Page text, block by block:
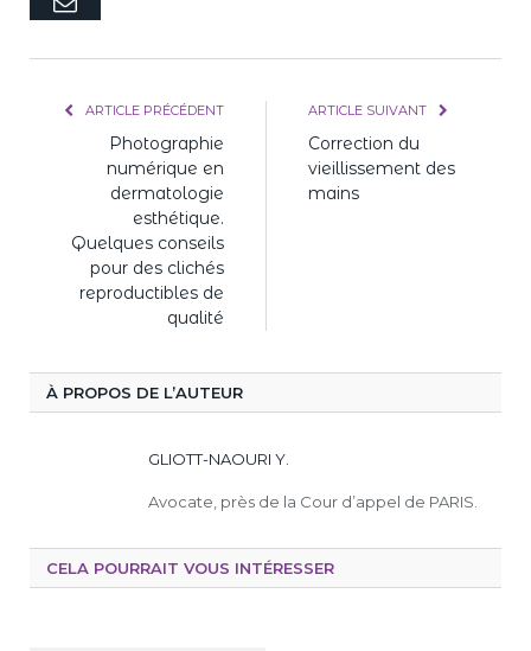
ARTICLE PRÉCÉDENT
Photographie
numérique en
dermatologie
esthétique.
Quelques conseils
pour des clichés
reproductibles de
qualité
ARTICLE SUIVANT
Correction du
vieillissement des
mains
À PROPOS DE L’AUTEUR
GLIOTT-NAOURI Y.
Avocate, près de la Cour d’appel de PARIS.
CELA POURRAIT VOUS INTÉRESSER